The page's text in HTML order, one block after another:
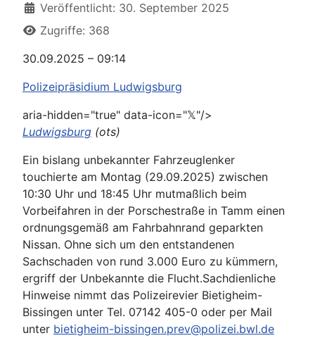
Veröffentlicht: 30. September 2025
Zugriffe: 368
30.09.2025 – 09:14
Polizeipräsidium Ludwigsburg
aria-hidden="true" data-icon="𝕏"/>
Ludwigsburg (ots)
Ein bislang unbekannter Fahrzeuglenker
touchierte am Montag (29.09.2025) zwischen
10:30 Uhr und 18:45 Uhr mutmaßlich beim
Vorbeifahren in der Porschestraße in Tamm einen
ordnungsgemäß am Fahrbahnrand geparkten
Nissan. Ohne sich um den entstandenen
Sachschaden von rund 3.000 Euro zu kümmern,
ergriff der Unbekannte die Flucht.Sachdienliche
Hinweise nimmt das Polizeirevier Bietigheim-
Bissingen unter Tel. 07142 405-0 oder per Mail
unter bietigheim-bissingen.prev@polizei.bwl.de